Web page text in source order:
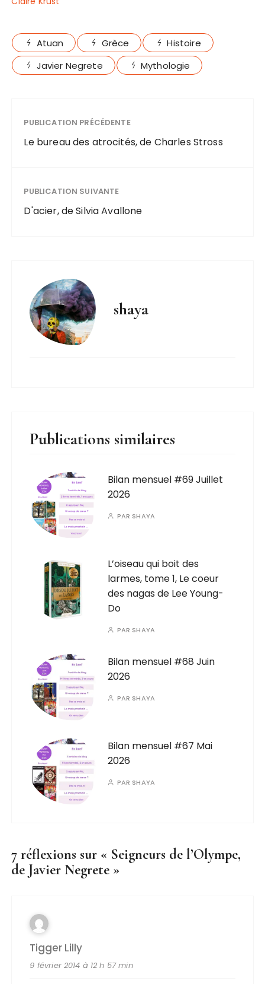
Atuan Grèce
Histoire
Javier Negrete
Mythologie
PUBLICATION PRÉCÉDENTE
Le bureau des atrocités, de Charles Stross
PUBLICATION SUIVANTE
D'acier, de Silvia Avallone
shaya
Publications similaires
Bilan mensuel #69 Juillet
2026
PAR SHAYA
L’oiseau qui boit des
larmes, tome 1, Le coeur
des nagas de Lee Young-
Do
PAR SHAYA
Bilan mensuel #68 Juin
2026
PAR SHAYA
Bilan mensuel #67 Mai
2026
PAR SHAYA
7 réflexions sur « Seigneurs de l’Olympe,
de Javier Negrete »
Tigger Lilly
9 février 2014 à 12 h 57 min